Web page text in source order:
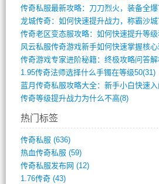
1.95传奇法师选择什么手镯在等级50(31)
传奇等级提升战力为什么不高(8)
热门标签
传奇私服 (636)
热血传奇私服 (59)
传奇私服发布网 (12)
1.76传奇(43)